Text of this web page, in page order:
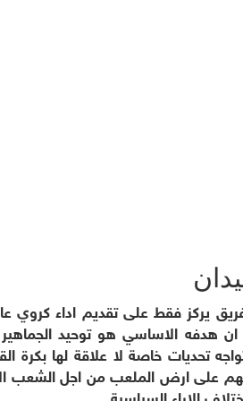
يركز فقط على تقديم اداء كروي
الاساسي هو توحيد الجماهير
تحديات خاصة لا علاقة لها بكرة
على ارض الملعب من اجل الشعب